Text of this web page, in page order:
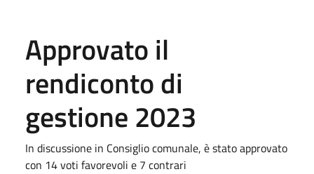
Approvato il
rendiconto di
gestione 2023
In discussione in Consiglio comunale, è stato approvato
con 14 voti favorevoli e 7 contrari